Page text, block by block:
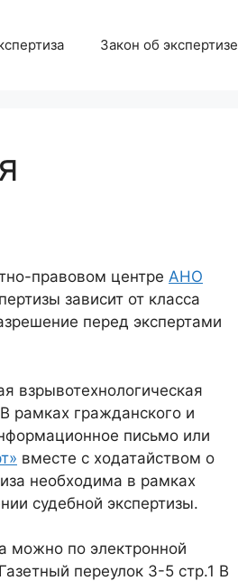
Закон об экспертизе
правовом центре АНО
зависит от класса
перед экспертами
взрывотехнологическая
рамках гражданского и
письмо или
вместе с ходатайством о
необходима в рамках
судебной экспертизы.
можно по электронной
переулок 3-5 стр.1 В